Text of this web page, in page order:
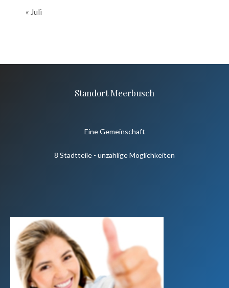
« Juli
Standort Meerbusch
Eine Gemeinschaft
8 Stadtteile - unzählige Möglichkeiten